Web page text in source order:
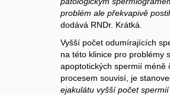
problém ale překvapivě
dodává RNDr. Krátká.
Vyšší počet odumírajících
na této klinice pro problémy
apoptotických spermií
procesem souvisí, je
ejakulátu vyšší počet